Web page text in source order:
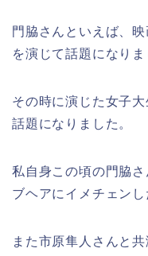
門脇さんといえば、
を演じて話題になりま
その時に演じた女子
話題になりました。
私自身この頃の門脇
ブヘアにイメチェンし
また市原隼人さんと